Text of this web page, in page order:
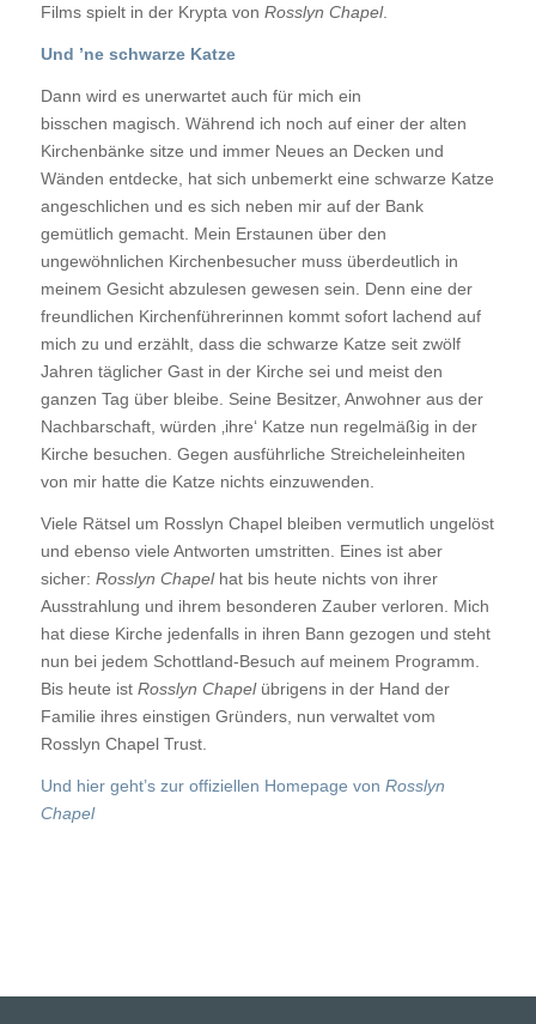
Films spielt in der Krypta von Rosslyn Chapel.
Und ’ne schwarze Katze
Dann wird es unerwartet auch für mich ein
bisschen magisch. Während ich noch auf einer der alten
Kirchenbänke sitze und immer Neues an Decken und
Wänden entdecke, hat sich unbemerkt eine schwarze Katze
angeschlichen und es sich neben mir auf der Bank
gemütlich gemacht. Mein Erstaunen über den
ungewöhnlichen Kirchenbesucher muss überdeutlich in
meinem Gesicht abzulesen gewesen sein. Denn eine der
freundlichen Kirchenführerinnen kommt sofort lachend auf
mich zu und erzählt, dass die schwarze Katze seit zwölf
Jahren täglicher Gast in der Kirche sei und meist den
ganzen Tag über bleibe. Seine Besitzer, Anwohner aus der
Nachbarschaft, würden ‚ihre‘ Katze nun regelmäßig in der
Kirche besuchen. Gegen ausführliche Streicheleinheiten
von mir hatte die Katze nichts einzuwenden.
Viele Rätsel um Rosslyn Chapel bleiben vermutlich ungelöst
und ebenso viele Antworten umstritten. Eines ist aber
sicher: Rosslyn Chapelhat bis heute nichts von ihrer
Ausstrahlung und ihrem besonderen Zauber verloren. Mich
hat diese Kirche jedenfalls in ihren Bann gezogen und steht
nun bei jedem Schottland-Besuch auf meinem Programm.
Bis heute ist Rosslyn Chapelübrigens in der Hand der
Familie ihres einstigen Gründers, nun verwaltet vom
Rosslyn Chapel Trust.
Und hier geht’s zur offiziellen Homepage von Rosslyn
Chapel